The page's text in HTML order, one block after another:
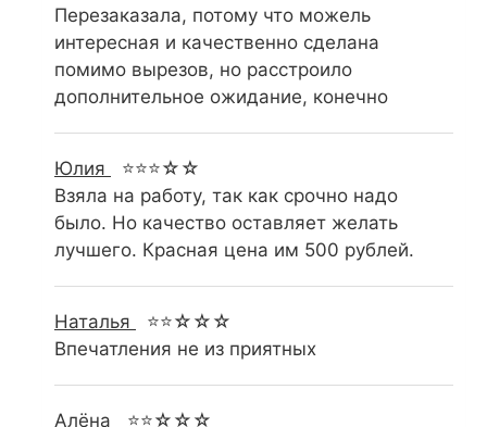
Перезаказала, потому что можель
интересная и качественно сделана
помимо вырезов, но расстроило
дополнительное ожидание, конечно
Юлия
⭐⭐⭐☆☆
Взяла на работу, так как срочно надо
было. Но качество оставляет желать
лучшего. Красная цена им 500 рублей.
Наталья
⭐⭐☆☆☆
Впечатления не из приятных
Алёна ⭐⭐☆☆☆